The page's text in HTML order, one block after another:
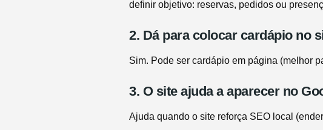
definir objetivo: reservas, pedidos ou
2. Dá para colocar cardápio no
Sim. Pode ser cardápio em página (melhor
3. O site ajuda a aparecer no
Ajuda quando o site reforça SEO local